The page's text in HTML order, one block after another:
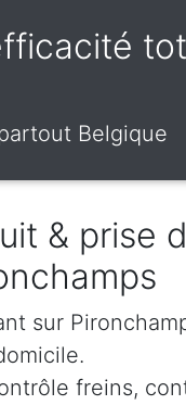
Belgique
& prise
sur
freins,